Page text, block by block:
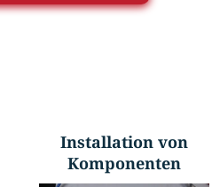
Installation von
Komponenten